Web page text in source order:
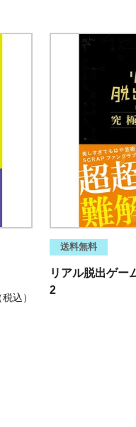
税込
送料無料
リアル脱出ゲー
2